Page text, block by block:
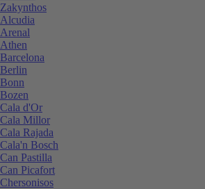
Zakynthos
Alcudia
Arenal
Athen
Barcelona
Berlin
Bonn
Bozen
Cala d'Or
Cala Millor
Cala Rajada
Cala'n Bosch
Can Pastilla
Can Picafort
Chersonisos